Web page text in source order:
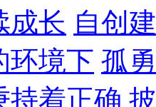
成长 自创
环境下 孤
持着正确